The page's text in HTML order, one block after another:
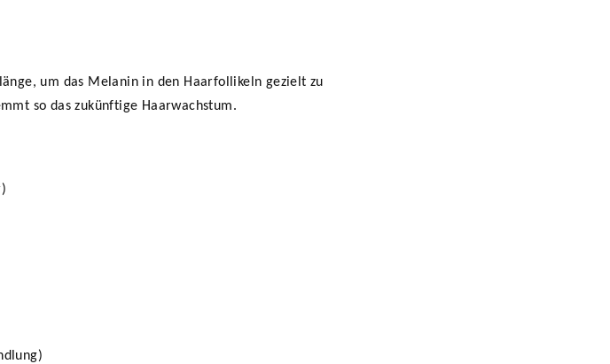
um das Melanin in den Haarfollikeln gezielt zu
so das zukünftige Haarwachstum.